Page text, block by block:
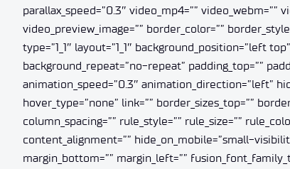
parallax_speed=”0.3″ video_mp4=”” video_webm=””
video_preview_image=”” border_color=””
type=”1_1″ layout=”1_1″ background_position=”left
background_repeat=”no-repeat” padding_top=””
animation_speed=”0.3″ animation_direction=”left”
hover_type=”none” link=”” border_sizes_top=””
column_spacing=”” rule_style=”” rule_size=””
content_alignment=”” hide_on_mobile=”small-
margin_bottom=”” margin_left=””